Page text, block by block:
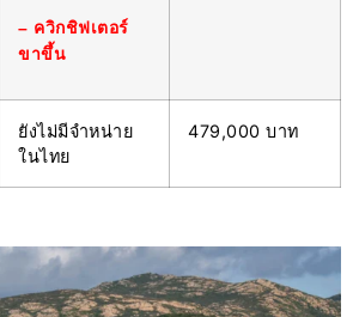
– ควิกชิฟเตอร์
ขาขึ้น
ยังไม่มีจำหน่าย
ในไทย
479,000 บาท